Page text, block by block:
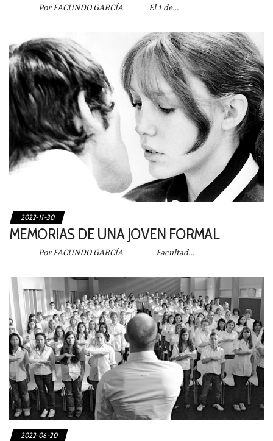
Por FACUNDO GARCÍA El 1 de…
2022-11-30
MEMORIAS DE UNA JOVEN FORMAL
Por FACUNDO GARCÍA Facultad…
2022-06-20